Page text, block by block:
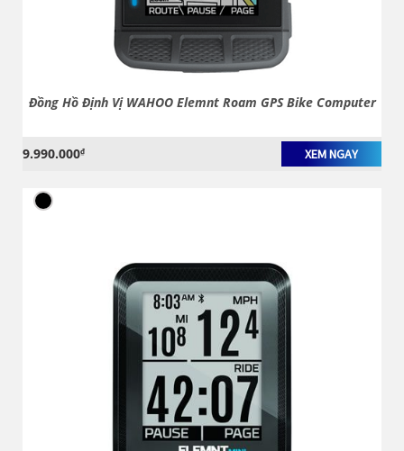
Đồng Hồ Định Vị WAHOO Elemnt Roam GPS Bike Computer
9.990.000₫ XEM NGAY